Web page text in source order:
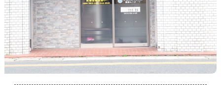
医院名 葵鍼灸接骨治療院